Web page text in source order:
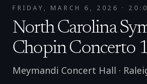
FRIDAY, MARCH 6, 2026 ·
North Carolina
Chopin Concerto 1
Meymandi Concert Hall ·